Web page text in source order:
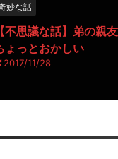
妙な話
【不思議な話】弟の親
ょっとおかしい
2017/11/28